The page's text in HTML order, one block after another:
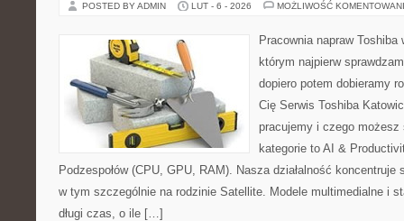
POSTED BY ADMIN LUT - 6 - 2026 MOŻLIWOŚĆ
Pracownia napraw
którym najpierw
dopiero potem dobieramy
Cię Serwis Toshiba
pracujemy i czego
kategorie to AI &
Podzespołów (CPU, GPU, RAM). Nasza działalność koncentruje
w tym szczególnie na rodzinie Satellite. Modele multimedialne i
długi czas, o ile […]